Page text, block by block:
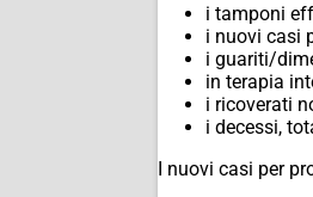
i tamponi
i nuovi casi
i guariti/
in terapia
i ricoverati
i decessi,
I nuovi casi per